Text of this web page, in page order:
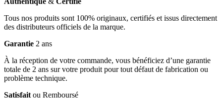
Tous nos produits sont 100% originaux, certifiés et issus directement
des distributeurs officiels de la marque.
Garantie 2 ans
À la réception de votre commande, vous bénéficiez d’une garantie
totale de 2 ans sur votre produit pour tout défaut de fabrication ou
problème technique.
Satisfait ou Remboursé